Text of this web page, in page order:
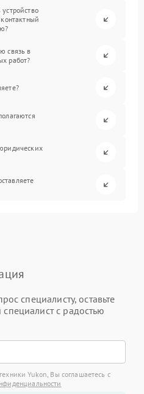
связь в
работ?
специалисту, оставьте
с радостью
Yukon, Вы соглашаетесь с